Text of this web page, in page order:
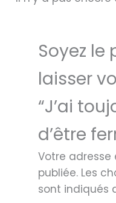
Soyez le
laisser
“J’ai
d’être
Votre
publiée. Les
sont indiqués